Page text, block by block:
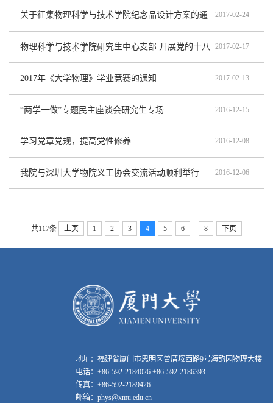
关于征集物理科学与技术学院纪念品设计方案的通
2017-02-24
物理科学与技术学院研究生中心支部 开展党的十八
2017-02-17
2017年《大学物理》学业竞赛的通知 2017-02-13
“两学一做”专题民主座谈会研究生专场 2016-12-15
学习党章党规，提高党性修养 2016-12-08
我院与深圳大学物院义工协会交流活动顺利举行 2016-12-06
共117条 上页 1 2 3 4 5 6 8 下页
地址：福建省厦门市思明区曾厝垵西路9号海韵园物理大楼
电话：+86-592-2184026 +86-592-2186393
传真：+86-592-2189426
邮箱：phys@xmu.edu.cn